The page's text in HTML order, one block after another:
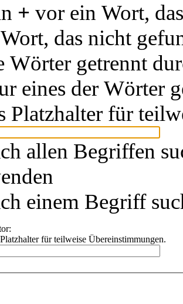
+ vor ein Wort,
das nicht
Wörter getrennt
eines der Wörter
Platzhalter für
allen Begriffen
einem Begriff
für teilweise Übereinstimmungen.